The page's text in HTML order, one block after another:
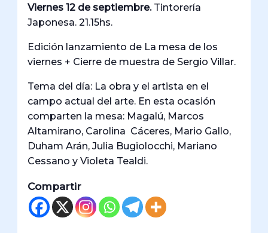
Viernes 12 de septiembre.Tintorería
Japonesa. 21.15hs.
Edición lanzamiento de La mesa de los
viernes + Cierre de muestra de Sergio Villar.
Tema del día: La obra y el artista en el
campo actual del arte. En esta ocasión
comparten la mesa: Magalú, Marcos
Altamirano, Carolina Cáceres, Mario Gallo,
Duham Arán, Julia Bugiolocchi, Mariano
Cessano y Violeta Tealdi.
Compartir